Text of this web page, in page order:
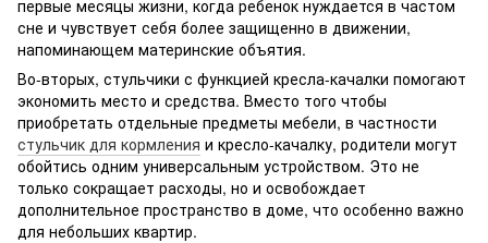
первые месяцы жизни, когда ребенок нуждается в частом
сне и чувствует себя более защищенно в движении,
напоминающем материнские объятия.
Во-вторых, стульчики с функцией кресла-качалки помогают
экономить место и средства. Вместо того чтобы
приобретать отдельные предметы мебели, в частности
стульчик для кормления и кресло-качалку, родители могут
обойтись одним универсальным устройством. Это не
только сокращает расходы, но и освобождает
дополнительное пространство в доме, что особенно важно
для небольших квартир.